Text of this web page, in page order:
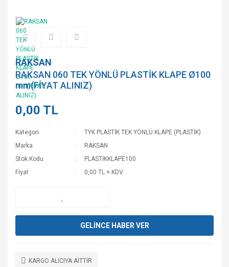
RAKSAN
RAKSAN 060 TEK YÖNLÜ PLASTİK KLAPE Ø100
mm(FİYAT ALINIZ)
0,00 TL
Kategori
TYK PLASTİK TEK YÖNLÜ KLAPE (PLASTİK)
Marka
RAKSAN
Stok Kodu
PLASTİKKLAPE100
Fiyat
0,00 TL + KDV
GELİNCE HABER VER
KARGO ALICIYA AİTTİR